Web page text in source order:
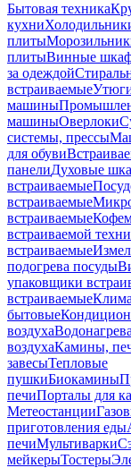
Бытовая техника
кухни
плиты
плитыВинные
за одеждой
встраиваемые
машины
машиныОверлоки
системы, прессы
для обуви
панелиДуховые
встраиваемые
встраиваемые
встраиваемые
встраиваемой
встраиваемые
подогрева посуды
упаковщики
встраиваемые
бытовые
воздуха
воздухаКамины,
завесыТепловые
пушкиБиокамины
печиПорталы для
Метеостанции
приготовления еды
печиМультиварки
мейкерыТостеры